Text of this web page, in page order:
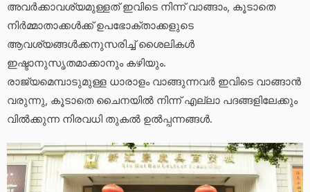
അവർക്കാവശ്യമുള്ളത് ഇവിടെ നിന്ന് വാങ്ങാം, കൂടാതെ
നിർമ്മാതാക്കൾക്ക് ഉപഭോക്താക്കളുടെ
ആവശ്യങ്ങൾക്കനുസരിച്ച് ശൈലികൾ
ഇഷ്ടാനുസൃതമാക്കാനും കഴിയും.
രാജ്യമെമ്പാടുമുള്ള ധാരാളം വാങ്ങുന്നവർ ഇവിടെ വാങ്ങാൻ
വരുന്നു, കൂടാതെ ചൈനയിൽ നിന്ന് എല്ലാ പദങ്ങളിലേക്കും
വിൽക്കുന്ന നിരവധി തുകൽ ഉൽപ്പന്നങ്ങൾ.